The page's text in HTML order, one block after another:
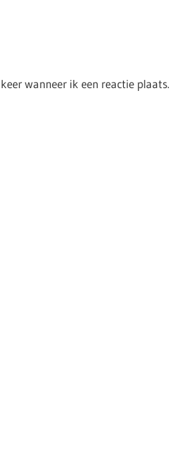
wanneer ik een reactie plaats.